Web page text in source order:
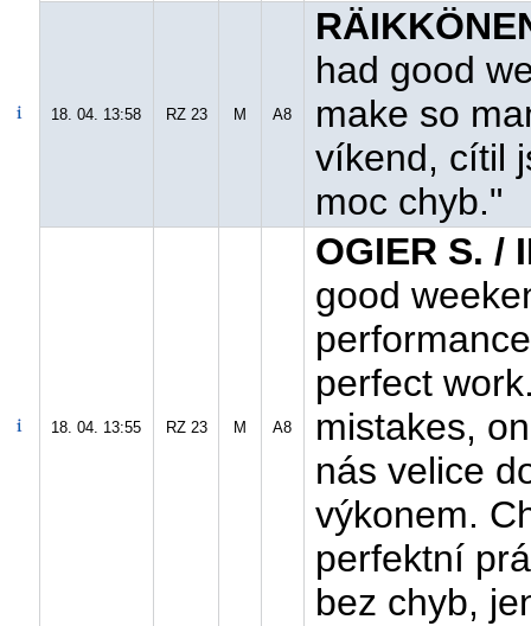
18. 04. 13:58 RZ 23 M A8
had good
make so
víkend, cítil
moc chyb."
18. 04. 13:55 RZ 23 M A8
OGIER S. /
good
perfect
mistakes,
nás velice
výkonem.
perfektní
bez chyb,